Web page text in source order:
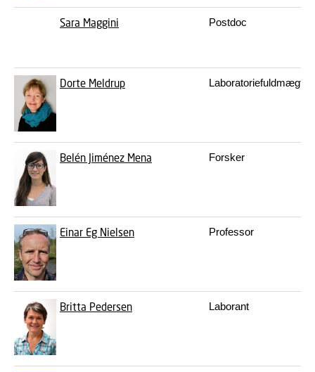
Sara Maggini Postdoc
Dorte Meldrup Laboratoriefuldmægtig
Belén Jiménez Mena Forsker
Einar Eg Nielsen Professor
Britta Pedersen Laborant